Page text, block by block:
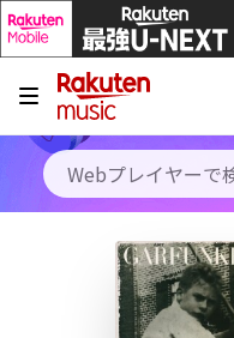
キャンペーン
料金プラン
使い方
初回30日間無料お試し